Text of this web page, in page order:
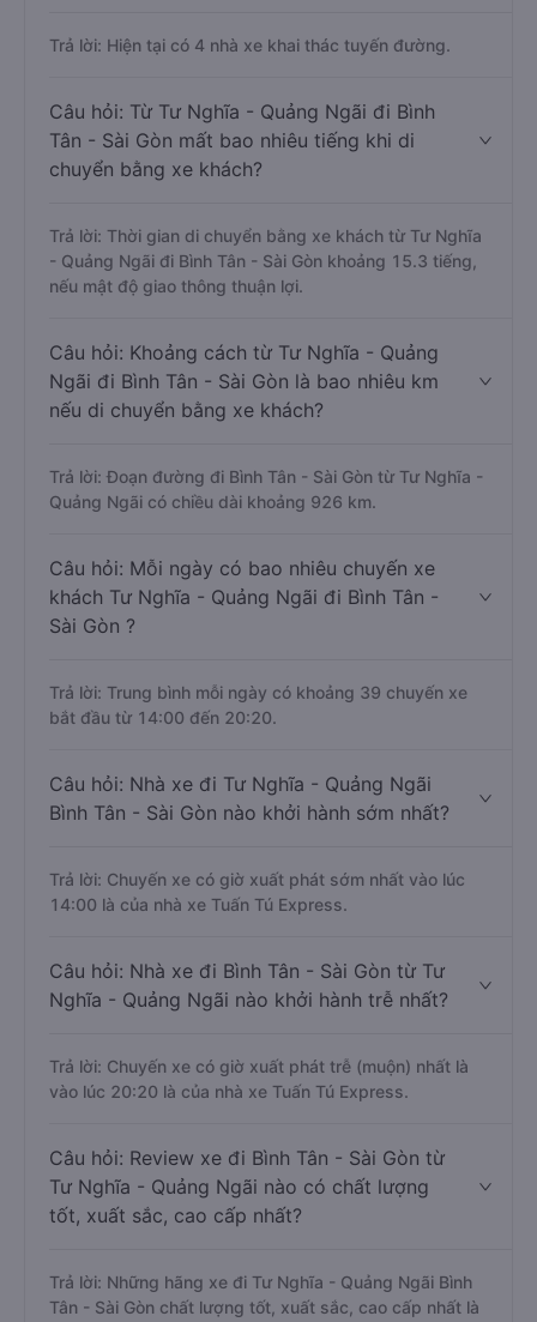
Trả lời: Hiện tại có 4 nhà xe khai thác tuyến đường.
Câu hỏi: Từ Tư Nghĩa - Quảng Ngãi đi Bình
Tân - Sài Gòn mất bao nhiêu tiếng khi di
chuyển bằng xe khách?
Trả lời: Thời gian di chuyển bằng xe khách từ Tư Nghĩa
- Quảng Ngãi đi Bình Tân - Sài Gòn khoảng 15.3 tiếng,
nếu mật độ giao thông thuận lợi.
Câu hỏi: Khoảng cách từ Tư Nghĩa - Quảng
Ngãi đi Bình Tân - Sài Gòn là bao nhiêu km
nếu di chuyển bằng xe khách?
Trả lời: Đoạn đường đi Bình Tân - Sài Gòn từ Tư Nghĩa -
Quảng Ngãi có chiều dài khoảng 926 km.
Câu hỏi: Mỗi ngày có bao nhiêu chuyến xe
khách Tư Nghĩa - Quảng Ngãi đi Bình Tân -
Sài Gòn ?
Trả lời: Trung bình mỗi ngày có khoảng 39 chuyến xe
bắt đầu từ 14:00 đến 20:20.
Câu hỏi: Nhà xe đi Tư Nghĩa - Quảng Ngãi
Bình Tân - Sài Gòn nào khởi hành sớm nhất?
Trả lời: Chuyến xe có giờ xuất phát sớm nhất vào lúc
14:00 là của nhà xe Tuấn Tú Express.
Câu hỏi: Nhà xe đi Bình Tân - Sài Gòn từ Tư
Nghĩa - Quảng Ngãi nào khởi hành trễ nhất?
Trả lời: Chuyến xe có giờ xuất phát trễ (muộn) nhất là
vào lúc 20:20 là của nhà xe Tuấn Tú Express.
Câu hỏi: Review xe đi Bình Tân - Sài Gòn từ
Tư Nghĩa - Quảng Ngãi nào có chất lượng
tốt, xuất sắc, cao cấp nhất?
Trả lời: Những hãng xe đi Tư Nghĩa - Quảng Ngãi Bình
Tân - Sài Gòn chất lượng tốt, xuất sắc, cao cấp nhất là